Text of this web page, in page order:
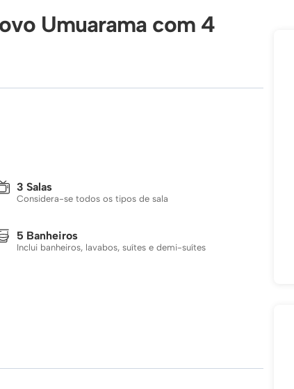
Umuarama com 4
3 Salas
Considera-se todos os tipos de sala
5 Banheiros
Inclui banheiros, lavabos, suítes e demi-suítes